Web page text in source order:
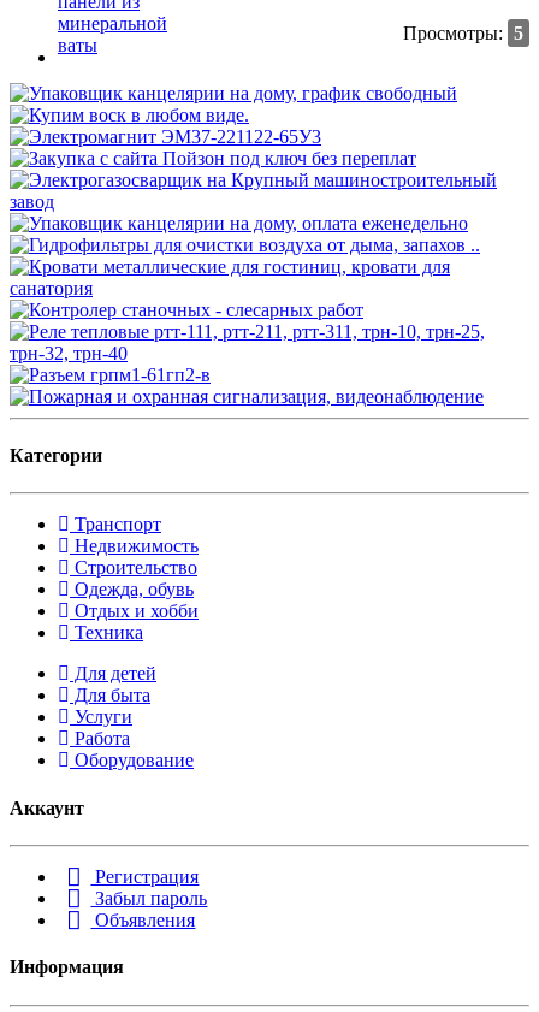
Просмотры: 5
Категории
Транспорт
Недвижимость
Строительство
Одежда, обувь
Отдых и хобби
Техника
Для детей
Для быта
Услуги
Работа
Оборудование
Аккаунт
Регистрация
Забыл пароль
Объявления
Информация